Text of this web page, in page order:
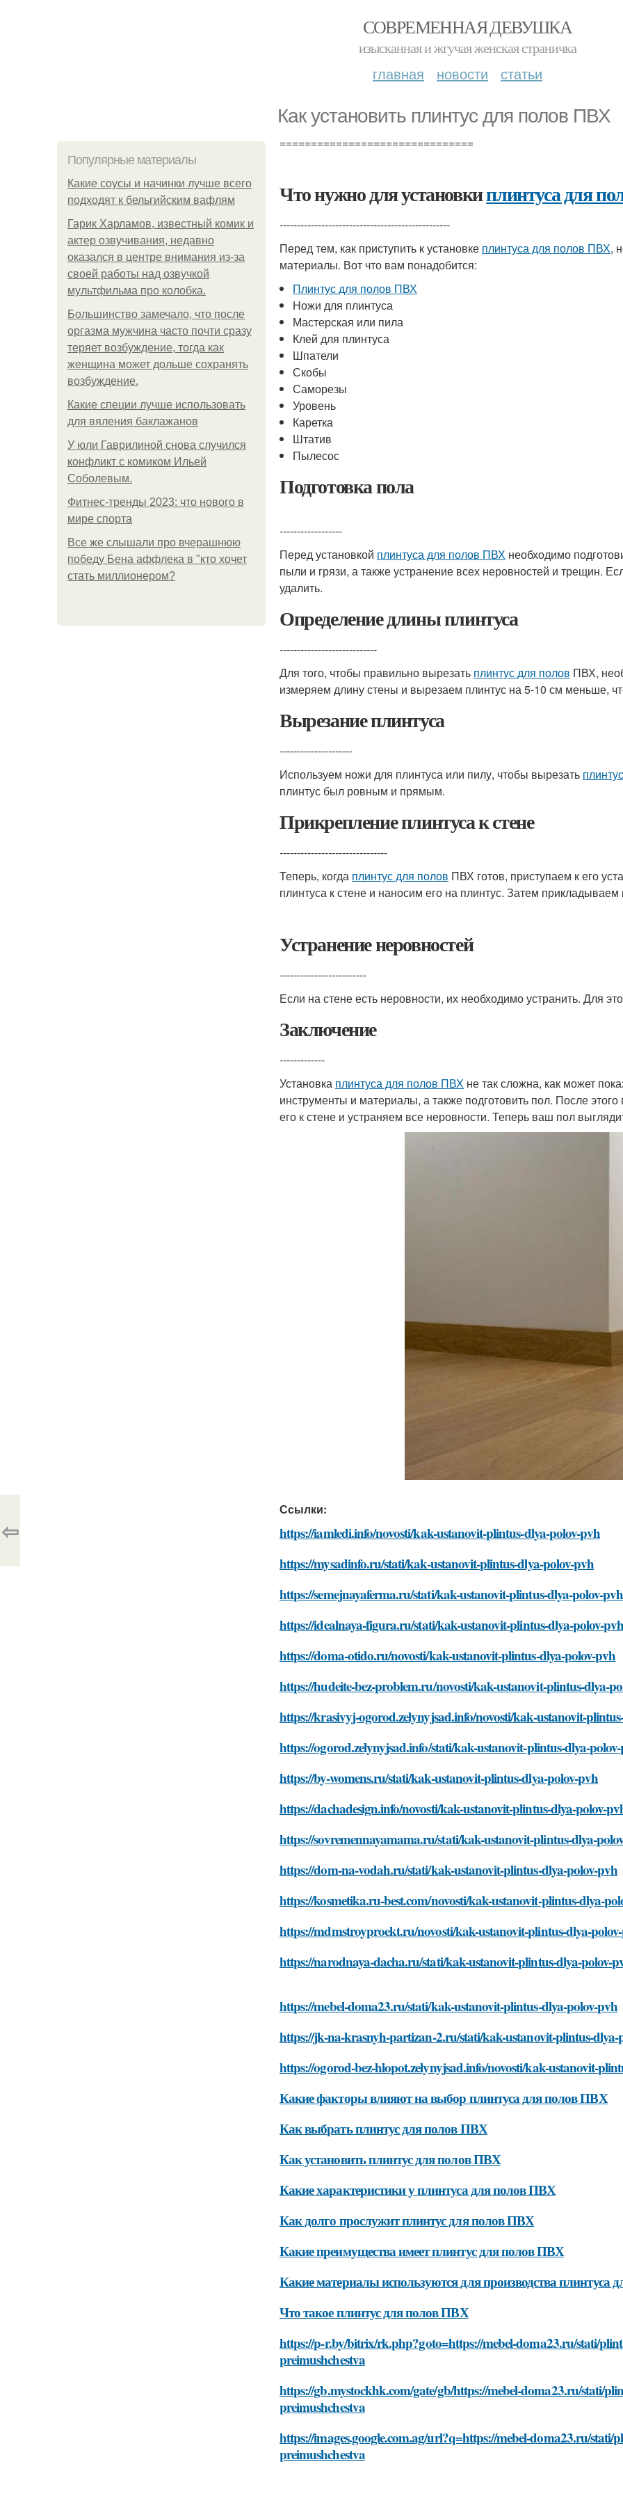
СОВРЕМЕННАЯ ДЕВУШКА
изысканная и жгучая женская страничка
главная новости статьи
Как установить плинтус для полов ПВХ
Популярные материалы
Какие соусы и начинки лучше всего
подходят к бельгийским вафлям
Гарик Харламов, известный комик и
актер озвучивания, недавно
оказался в центре внимания из-за
своей работы над озвучкой
мультфильма про колобка.
Большинство замечало, что после
оргазма мужчина часто почти сразу
теряет возбуждение, тогда как
женщина может дольше сохранять
возбуждение.
Какие специи лучше использовать
для вяления баклажанов
У юли Гаврилиной снова случился
конфликт с комиком Ильей
Соболевым.
Фитнес-тренды 2023: что нового в
мире спорта
Все же слышали про вчерашнюю
победу Бена аффлека в "кто хочет
стать миллионером?
===============================
Что нужно для установкиплинтуса для
-------------------------------------------------
Перед тем, как приступить к установке плинтуса для полов ПВХ,
материалы. Вот что вам понадобится:
Плинтус для полов ПВХ
Ножи для плинтуса
Мастерская или пила
Клей для плинтуса
Шпатели
Скобы
Саморезы
Уровень
Каретка
Штатив
Пылесос
Подготовка пола
------------------
Перед установкой плинтуса для полов ПВХ необходимо
пыли и грязи, а также устранение всех неровностей и трещин.
удалить.
Определение длины плинтуса
----------------------------
Для того, чтобы правильно вырезать плинтус для полов ПВХ,
измеряем длину стены и вырезаем плинтус на 5-10 см меньше,
Вырезание плинтуса
---------------------
Используем ножи для плинтуса или пилу, чтобы вырезать
плинтус был ровным и прямым.
Прикрепление плинтуса к стене
-------------------------------
Теперь, когда плинтус для полов ПВХ готов, приступаем к его
плинтуса к стене и наносим его на плинтус. Затем
Устранение неровностей
-------------------------
Если на стене есть неровности, их необходимо устранить. Для
Заключение
-------------
Установка плинтуса для полов ПВХ не так сложна, как может
инструменты и материалы, а также подготовить пол. После
его к стене и устраняем все неровности. Теперь ваш пол
Ссылки:
https://iamledi.info/novosti/kak-ustanovit-plintus-dlya-polov-pvh
https://mysadinfo.ru/stati/kak-ustanovit-plintus-dlya-polov-pvh
https://semejnayaferma.ru/stati/kak-ustanovit-plintus-dlya-polov-pvh
https://idealnaya-figura.ru/stati/kak-ustanovit-plintus-dlya-polov-
https://doma-otido.ru/novosti/kak-ustanovit-plintus-dlya-polov-pvh
https://hudeite-bez-problem.ru/novosti/kak-ustanovit-plintus-dlya-
https://krasivyj-ogorod.zelynyjsad.info/novosti/kak-ustanovit-
https://ogorod.zelynyjsad.info/stati/kak-ustanovit-plintus-dlya-
https://by-womens.ru/stati/kak-ustanovit-plintus-dlya-polov-pvh
https://dachadesign.info/novosti/kak-ustanovit-plintus-dlya-polov-
https://sovremennayamama.ru/stati/kak-ustanovit-plintus-dlya-
https://dom-na-vodah.ru/stati/kak-ustanovit-plintus-dlya-polov-pvh
https://kosmetika.ru-best.com/novosti/kak-ustanovit-plintus-dlya-
https://mdmstroyproekt.ru/novosti/kak-ustanovit-plintus-dlya-
https://narodnaya-dacha.ru/stati/kak-ustanovit-plintus-dlya-polov-
https://mebel-doma23.ru/stati/kak-ustanovit-plintus-dlya-polov-pvh
https://jk-na-krasnyh-partizan-2.ru/stati/kak-ustanovit-plintus-
https://ogorod-bez-hlopot.zelynyjsad.info/novosti/kak-ustanovit-
Какие факторы влияют на выбор плинтуса для полов ПВХ
Как выбрать плинтус для полов ПВХ
Как установить плинтус для полов ПВХ
Какие характеристики у плинтуса для полов ПВХ
Как долго прослужит плинтус для полов ПВХ
Какие преимущества имеет плинтус для полов ПВХ
Какие материалы используются для производства плинтуса
Что такое плинтус для полов ПВХ
https://p-r.by/bitrix/rk.php?goto=https://mebel-doma23.ru/stati/
preimushchestva
https://gb.mystockhk.com/gate/gb/https://mebel-doma23.ru/stati/
preimushchestva
https://images.google.com.ag/url?q=https://mebel-doma23.ru/
preimushchestva
⇦